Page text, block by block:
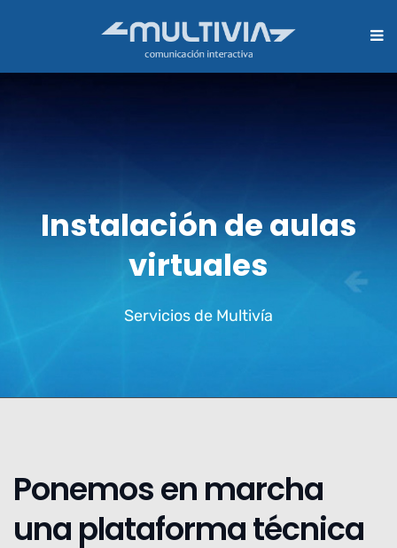
Instalación de aulas
virtuales
Servicios de Multivía
Ponemos en marcha
una plataforma técnica